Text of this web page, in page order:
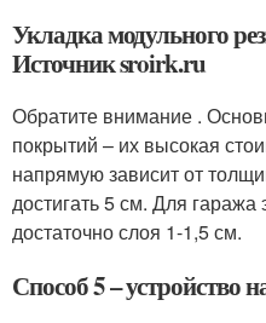
Укладка модульного
Источник sroirk.ru
Обратите внимание .
покрытий – их высокая
напрямую зависит от
достигать 5 см. Для
достаточно слоя 1-1,5 см.
Способ 5 – устройство